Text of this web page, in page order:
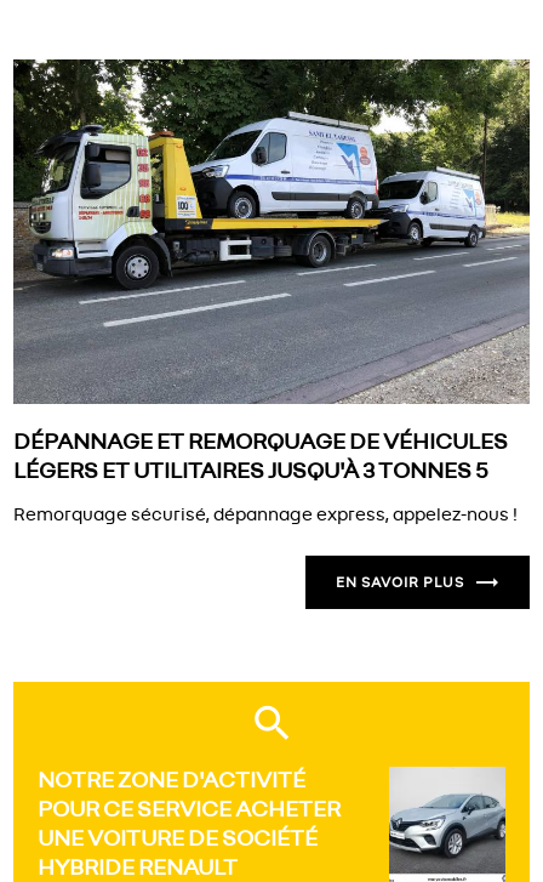
DÉPANNAGE ET REMORQUAGE DE VÉHICULES
LÉGERS ET UTILITAIRES JUSQU'À 3 TONNES 5
Remorquage sécurisé, dépannage express, appelez-nous !
EN SAVOIR PLUS
NOTRE ZONE D'ACTIVITÉ
POUR CE SERVICE ACHETER
UNE VOITURE DE SOCIÉTÉ
HYBRIDE RENAULT